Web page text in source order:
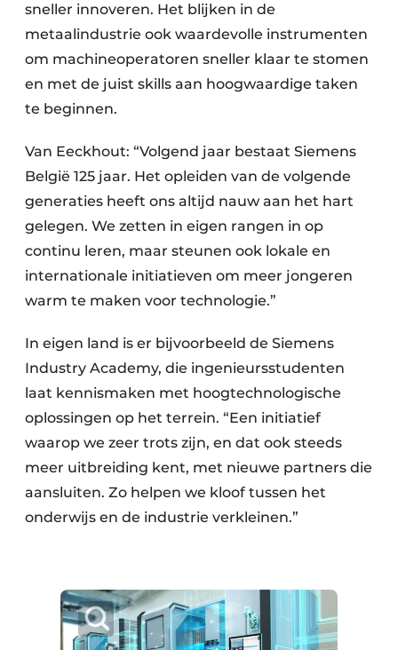
sneller innoveren. Het blijken in de
metaalindustrie ook waardevolle instrumenten
om machineoperatoren sneller klaar te stomen
en met de juist skills aan hoogwaardige taken
te beginnen.
Van Eeckhout: “Volgend jaar bestaat Siemens
België 125 jaar. Het opleiden van de volgende
generaties heeft ons altijd nauw aan het hart
gelegen. We zetten in eigen rangen in op
continu leren, maar steunen ook lokale en
internationale initiatieven om meer jongeren
warm te maken voor technologie.”
In eigen land is er bijvoorbeeld de Siemens
Industry Academy, die ingenieursstudenten
laat kennismaken met hoogtechnologische
oplossingen op het terrein. “Een initiatief
waarop we zeer trots zijn, en dat ook steeds
meer uitbreiding kent, met nieuwe partners die
aansluiten. Zo helpen we kloof tussen het
onderwijs en de industrie verkleinen.”